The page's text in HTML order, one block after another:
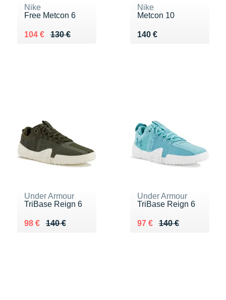
Nike
Free Metcon 6
130 €
Au lieu de 130 €
104 €
Vendu 104 €
Nike
Metcon 10
140 €
Vendu 140 €
Under Armour
TriBase Reign 6
140 €
Au lieu de 140 €
98 €
Vendu 98 €
Under Armour
TriBase Reign 6
140 €
Au lieu de 140 €
97 €
Vendu 97 €